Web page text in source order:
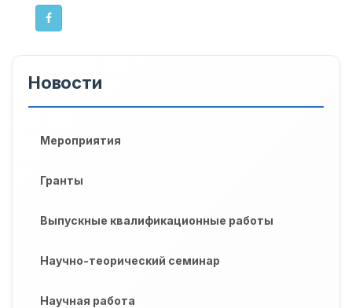
Новости
Мероприятия
Гранты
Выпускные квалификационные работы
Научно-теорический семинар
Научная работа